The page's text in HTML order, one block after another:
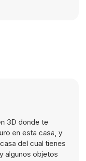
3D donde te
en esta casa, y
del cual tienes
algunos objetos